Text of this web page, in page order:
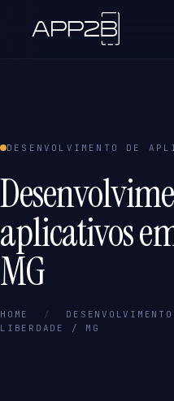
DESENVOLVIMENTO DE
aplicativos
MG
HOME /
LIBERDADE / MG